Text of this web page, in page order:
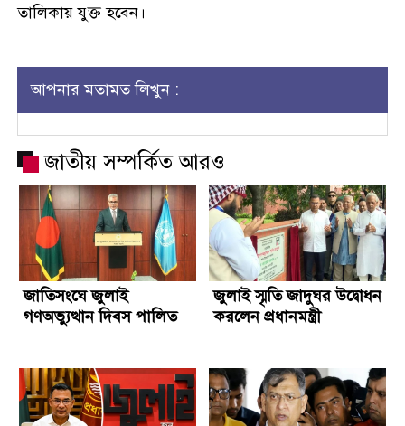
তালিকায় যুক্ত হবেন।
আপনার মতামত লিখুন :
জাতীয় সম্পর্কিত আরও
জাতিসংঘে জুলাই
গণঅভ্যুত্থান দিবস পালিত
জুলাই স্মৃতি জাদুঘর উদ্বোধন
করলেন প্রধানমন্ত্রী